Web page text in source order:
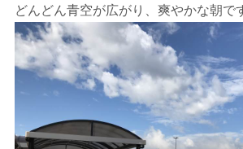
どんどん青空が広がり、爽やかな朝で